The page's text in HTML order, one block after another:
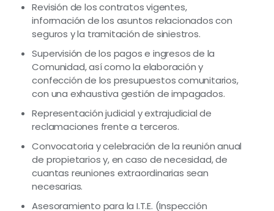
Revisión de los contratos vigentes,
información de los asuntos relacionados con
seguros y la tramitación de siniestros.
Supervisión de los pagos e ingresos de la
Comunidad, así como la elaboración y
confección de los presupuestos comunitarios,
con una exhaustiva gestión de impagados.
Representación judicial y extrajudicial de
reclamaciones frente a terceros.
Convocatoria y celebración de la reunión anual
de propietarios y, en caso de necesidad, de
cuantas reuniones extraordinarias sean
necesarias.
Asesoramiento para la I.T.E. (Inspección